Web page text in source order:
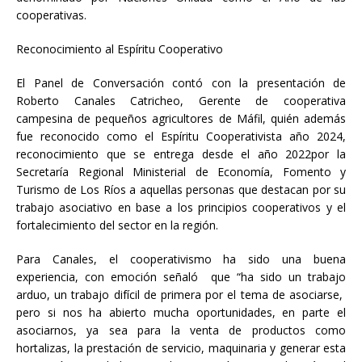
cooperativas.
Reconocimiento al Espíritu Cooperativo
El Panel de Conversación contó con la presentación de
Roberto Canales Catricheo, Gerente de cooperativa
campesina de pequeños agricultores de Máfil, quién además
fue reconocido como el Espíritu Cooperativista año 2024,
reconocimiento que se entrega desde el año 2022por la
Secretaría Regional Ministerial de Economía, Fomento y
Turismo de Los Ríos a aquellas personas que destacan por su
trabajo asociativo en base a los principios cooperativos y el
fortalecimiento del sector en la región.
Para Canales, el cooperativismo ha sido una buena
experiencia, con emoción señaló que “ha sido un trabajo
arduo, un trabajo difícil de primera por el tema de asociarse,
pero si nos ha abierto mucha oportunidades, en parte el
asociarnos, ya sea para la venta de productos como
hortalizas, la prestación de servicio, maquinaria y generar esta